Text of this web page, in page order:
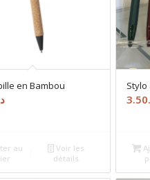
en Bambou
au
Voir les
détails
3.50